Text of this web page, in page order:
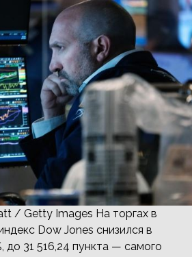
/ Getty Images На торгах в
Dow Jones снизился в
до 31 516,24 пункта — самого